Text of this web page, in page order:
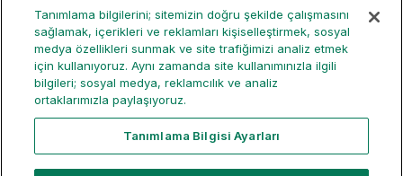
Uygulamayı edinin
Tanımlama bilgilerini; sitemizin doğru şekilde çalışmasını
sağlamak, içerikleri ve reklamları kişiselleştirmek, sosyal
medya özellikleri sunmak ve site trafiğimizi analiz etmek
için kullanıyoruz. Aynı zamanda site kullanımınızla ilgili
bilgileri; sosyal medya, reklamcılık ve analiz
ortaklarımızla paylaşıyoruz.
Tanımlama Bilgisi Ayarları